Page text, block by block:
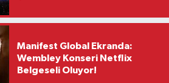
Manifest Global Ekranda:
Wembley Konseri Netflix
Belgeseli Oluyor!